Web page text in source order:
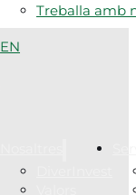
Treballa amb
EN